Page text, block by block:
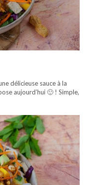
délicieuse sauce à la
aujourd’hui 🙂 ! Simple,